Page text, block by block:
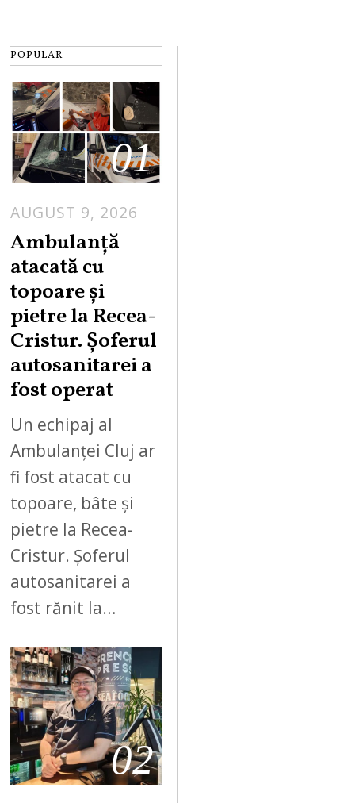
POPULAR
01
AUGUST 9, 2026
Ambulanță
atacată cu
topoare și
pietre la Recea-
Cristur. Șoferul
autosanitarei a
fost operat
Un echipaj al
Ambulanței Cluj ar
fi fost atacat cu
topoare, bâte și
pietre la Recea-
Cristur. Șoferul
autosanitarei a
fost rănit la…
02